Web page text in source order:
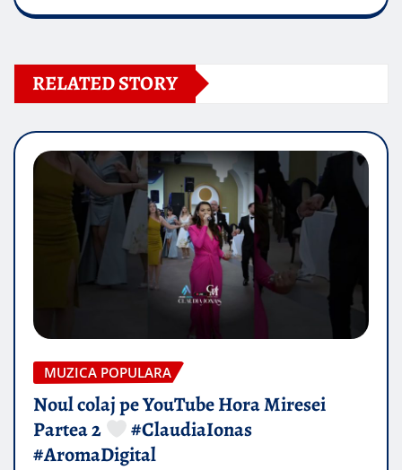
RELATED STORY
MUZICA POPULARA
Noul colaj pe YouTube Hora Miresei
Partea 2
#ClaudiaIonas
#AromaDigital